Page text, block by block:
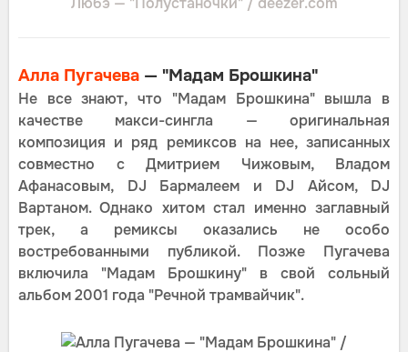
Алла Пугачева — "Мадам Брошкина"
Не все знают, что "Мадам Брошкина" вышла в
качестве макси-сингла — оригинальная
композиция и ряд ремиксов на нее, записанных
совместно с Дмитрием Чижовым, Владом
Афанасовым, DJ Бармалеем и DJ Айсом, DJ
Вартаном. Однако хитом стал именно заглавный
трек, а ремиксы оказались не особо
востребованными публикой. Позже Пугачева
включила "Мадам Брошкину" в свой сольный
альбом 2001 года "Речной трамвайчик".